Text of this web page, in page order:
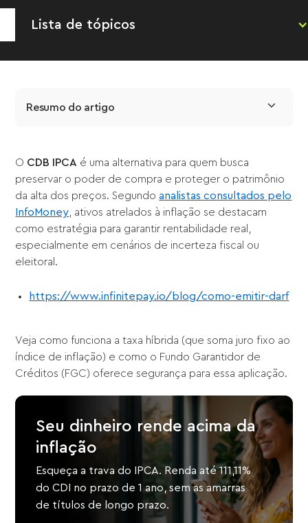
Lista de tópicos
Resumo do artigo
O CDB IPCA é uma alternativa para quem busca
preservar o poder de compra e proteger o patrimônio
da alta dos preços. Segundoanalistas consultados pelo
InfoMoney , ativos atrelados à inflação se destacam
como estratégia para garantir rentabilidade real,
especialmente em cenários de incerteza fiscal ou
eleitoral.
https://www.infinitepay.io/blog/como-emitir-darf
Veja como funciona a taxa híbrida (que soma juro fixo ao
índice de inflação) e como o Fundo Garantidor de
Créditos (FGC) oferece segurança para essa aplicação.
Seu dinheiro rende acima da
inflação
Esqueça a trava do IPCA. Renda até 111,11%
do CDI no prazo de 1 ano, sem as amarras
de títulos de longo prazo.